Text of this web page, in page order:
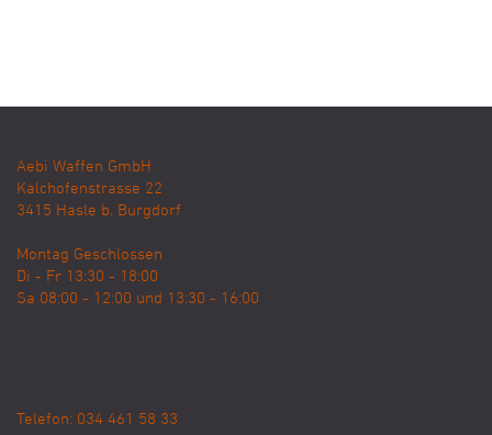
Aebi Waffen GmbH
Kalchofenstrasse 22
3415 Hasle b. Burgdorf
Montag Geschlossen
Di - Fr 13:30 - 18:00
Sa 08:00 - 12:00 und 13:30 - 16:00
Telefon: 034 461 58 33